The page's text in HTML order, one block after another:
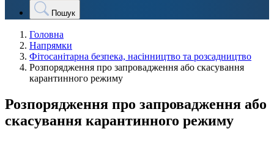
Пошук
Головна
Напрямки
Фітосанітарна безпека, насінництво та розсадництво
Розпорядження про запровадження або скасування
карантинного режиму
Розпорядження про запровадження або
скасування карантинного режиму